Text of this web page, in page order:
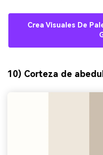
Crea Visuales De
10) Corteza de